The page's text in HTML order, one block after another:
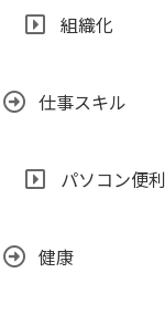
組織化
仕事スキル
パソコン便利
健康